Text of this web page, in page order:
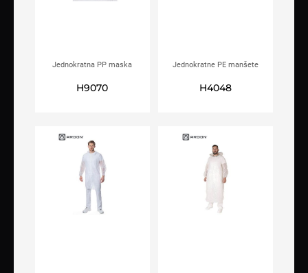
Jednokratna PP maska
H9070
Jednokratne PE manšete
H4048